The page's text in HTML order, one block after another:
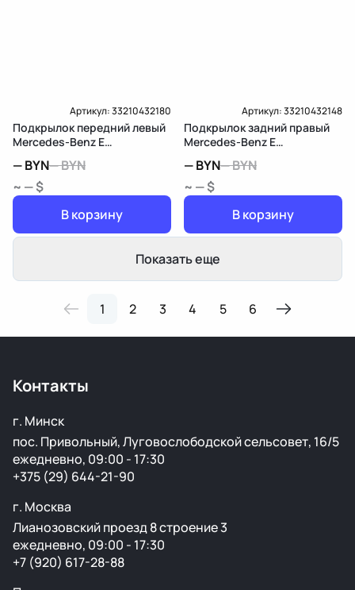
Артикул:33210432180
Подкрылок передний левый
Mercedes-Benz E
—BYN—BYN
~ — $
В корзину
Артикул:33210432148
Подкрылок задний правый
Mercedes-Benz E
—BYN—BYN
~ — $
В корзину
Показать еще
1 2 3 4 5 6
Контакты
г. Минск
пос. Привольный, Луговослободской сельсовет, 16/5
ежедневно, 09:00 - 17:30
+375 (29) 644-21-90
г. Москва
Лианозовский проезд 8 строение 3
ежедневно, 09:00 - 17:30
+7 (920) 617-28-88